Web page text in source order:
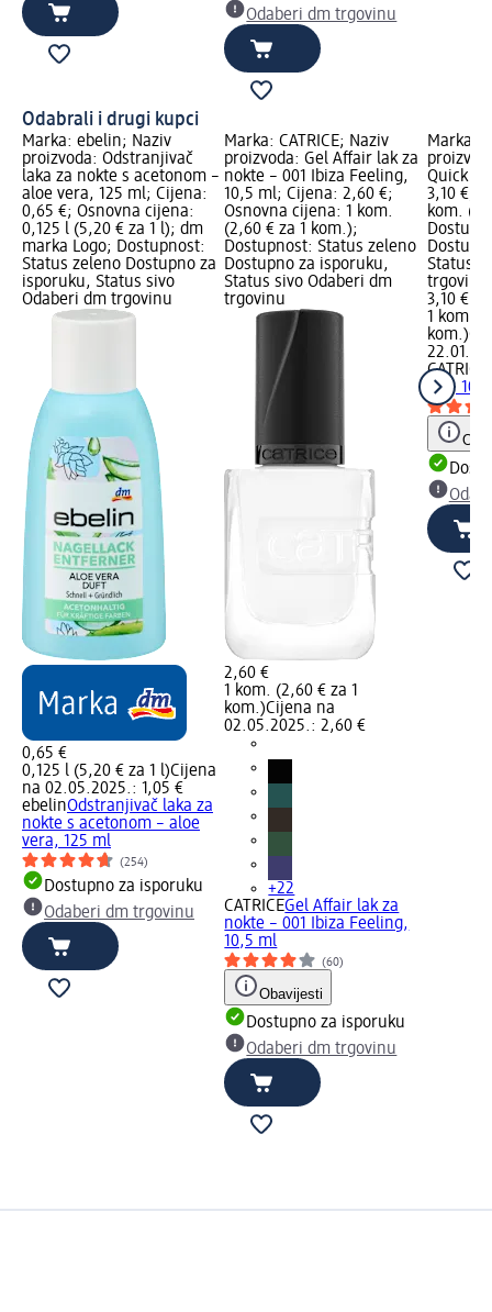
Odaberi dm trgovinu
Odabrali i drugi kupci
Marka: ebelin; Naziv
proizvoda: Odstranjivač
laka za nokte s acetonom –
aloe vera, 125 ml; Cijena:
0,65 €; Osnovna cijena:
0,125 l (5,20 € za 1 l); dm
marka Logo; Dostupnost:
Status zeleno Dostupno za
isporuku, Status sivo
Odaberi dm trgovinu
0,65 €
0,125 l (5,20 € za 1 l)Cijena
na 02.05.2025.: 1,05 €
ebelinOdstranjivač laka za
nokte s acetonom – aloe
vera, 125 ml
(254)
Dostupno za isporuku
Odaberi dm trgovinu
Marka: CATRICE; Naziv
proizvoda: Gel Affair lak za
nokte – 001 Ibiza Feeling,
10,5 ml; Cijena: 2,60 €;
Osnovna cijena: 1 kom.
(2,60 € za 1 kom.);
Dostupnost: Status zeleno
Dostupno za isporuku,
Status sivo Odaberi dm
trgovinu
2,60 €
1 kom. (2,60 € za 1
kom.)Cijena na
02.05.2025.: 2,60 €
+22
CATRICEGel Affair lak za
nokte – 001 Ibiza Feeling,
10,5 ml
(60)
Obavijesti
Dostupno za isporuku
Odaberi dm trgovinu
Marka:
Quick
3,10 €;
kom.
Status
trgovinu
3,10 €
1 kom.
kom.)
CATRICE
Dry,